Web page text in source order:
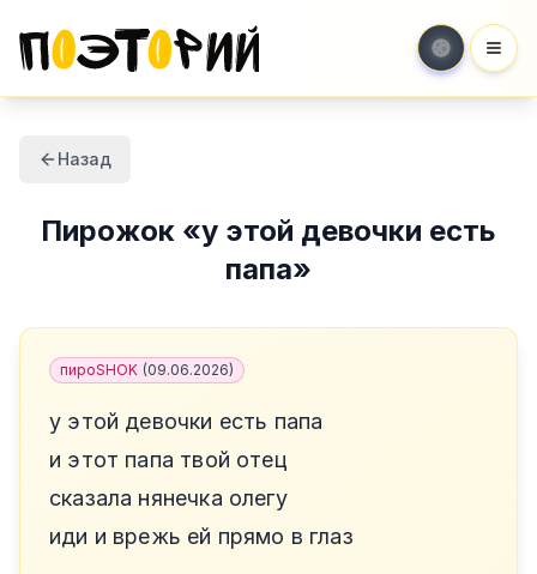
Назад
Пирожок «у этой девочки есть
папа»
пироSHOK (09.06.2026)
у этой девочки есть папа
и этот папа твой отец
сказала нянечка олегу
иди и врежь ей прямо в глаз